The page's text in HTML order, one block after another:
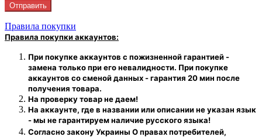
Правила покупки
Правила покупки аккаунтов:
При покупке аккаунтов с пожизненной гарантией -
замена только при его невалидности. При покупке
аккаунтов со сменой данных - гарантия 20 мин после
получения товара.
На проверкутоварне даем!
На аккаунте, где в названии или описании не указан язык
- мы не гарантируем наличие русского языка!
Согласно закону Украины О правах потребителей,